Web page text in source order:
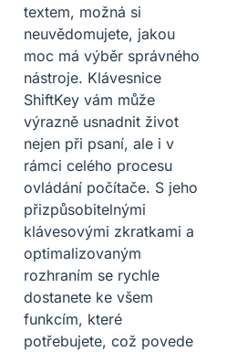
textem, možná si
neuvědomujete, jakou
moc má výběr správného
nástroje. Klávesnice
ShiftKey vám může
výrazně usnadnit život
nejen při psaní, ale i v
rámci celého procesu
ovládání počítače. S jeho
přizpůsobitelnými
klávesovými zkratkami a
optimalizovaným
rozhraním se rychle
dostanete ke všem
funkcím, které
potřebujete, což povede